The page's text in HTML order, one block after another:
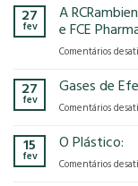
27
fev
A
e FCE
Comentários
27
fev
Gases de
Comentários
15
fev
O Plástico:
Comentários